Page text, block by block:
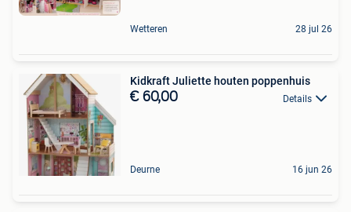
Wetteren 28 jul 26
Kidkraft Juliette houten poppenhuis
€ 60,00 Details
Deurne 16 jun 26